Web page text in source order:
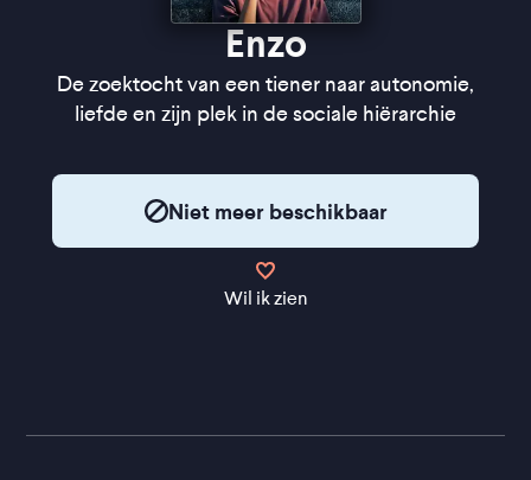
Enzo
De zoektocht van een tiener naar autonomie,
liefde en zijn plek in de sociale hiërarchie
Niet meer beschikbaar
Wil ik zien